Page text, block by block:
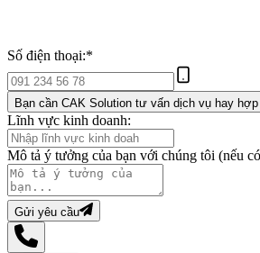
Số điện thoại:*
Bạn cần CAK Solution tư vấn dịch vụ hay
Lĩnh vực kinh doanh:
Mô tả ý tưởng của bạn với chúng tôi (nếu
Gửi yêu cầu